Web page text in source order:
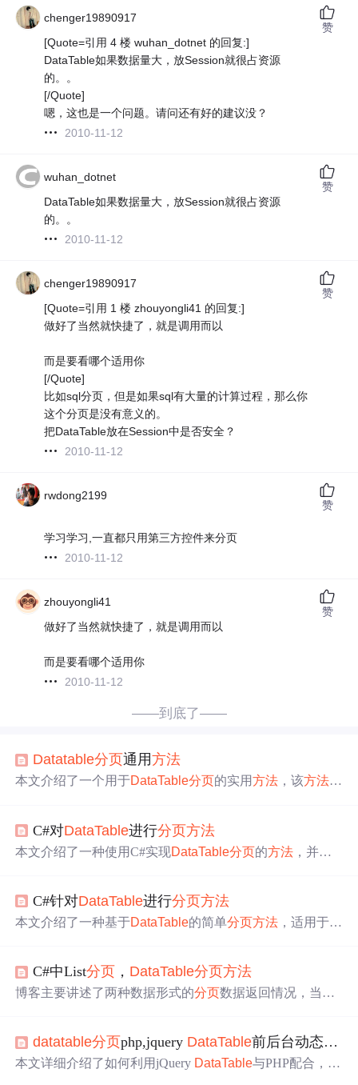
chenger19890917
[Quote=引用 4 楼 wuhan_dotnet 的回复:]
DataTable如果数据量大，放Session就很占资源
的。。
[/Quote]
嗯，这也是一个问题。请问还有好的建议没？
2010-11-12
赞
wuhan_dotnet
DataTable如果数据量大，放Session就很占资源
的。。
2010-11-12
赞
chenger19890917
[Quote=引用 1 楼 zhouyongli41 的回复:]
做好了当然就快捷了，就是调用而以
而是要看哪个适用你
[/Quote]
比如sql分页，但是如果sql有大量的计算过程，那么你
这个分页是没有意义的。
把DataTable放在Session中是否安全？
2010-11-12
赞
rwdong2199
学习学习,一直都只用第三方控件来分页
2010-11-12
赞
zhouyongli41
做好了当然就快捷了，就是调用而以
而是要看哪个适用你
2010-11-12
赞
——到底了——
Datatable分页通用方法
本文介绍了一个用于DataTable分页的实用方法 ，该方法接
中提取超链接的函数。
C#对DataTable进行分页方法
本文介绍了一种使用C#实现DataTable分页的方法 ，并提
外，还提供了一个计算总页数的辅助函数。
C#针对DataTable进行分页方法
本文介绍了一种基于DataTable的简单分页方法 ，适用于数
C#中List分页 ， DataTable分页方法
博客主要讲述了两种数据形式的分页数据返回情况，当数
datatable分页php,jquery DataTable前后台动态分页
本文详细介绍了如何利用jQuery DataTable与PHP配合，实